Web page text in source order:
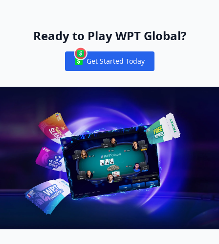
Ready to Play WPT Global?
Notifications
Get Started Today